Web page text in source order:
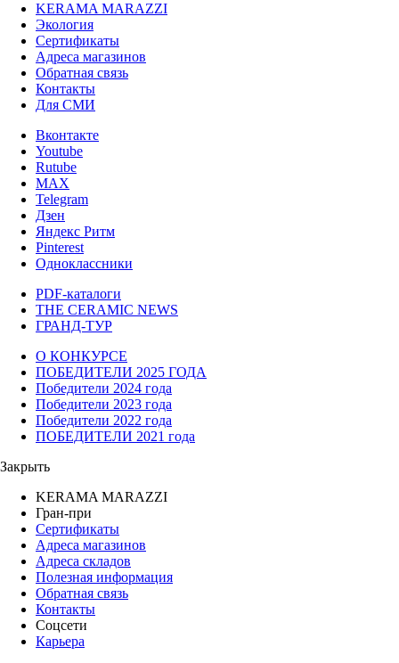
KERAMA MARAZZI
Экология
Сертификаты
Адреса магазинов
Обратная связь
Контакты
Для СМИ
Вконтакте
Youtube
Rutube
MAX
Telegram
Дзен
Яндекс Ритм
Pinterest
Одноклассники
PDF-каталоги
THE CERAMIC NEWS
ГРАНД-ТУР
О КОНКУРСЕ
ПОБЕДИТЕЛИ 2025 ГОДА
Победители 2024 года
Победители 2023 года
Победители 2022 года
ПОБЕДИТЕЛИ 2021 года
Закрыть
KERAMA MARAZZI
Гран-при
Сертификаты
Адреса магазинов
Адреса складов
Полезная информация
Обратная связь
Контакты
Соцсети
Карьера